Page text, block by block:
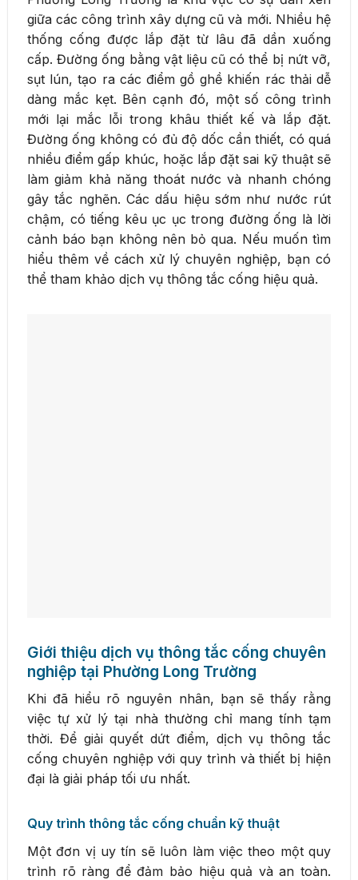
giữa các công trình xây dựng cũ và mới. Nhiều hệ
thống cống được lắp đặt từ lâu đã dần xuống
cấp. Đường ống bằng vật liệu cũ có thể bị nứt vỡ,
sụt lún, tạo ra các điểm gồ ghề khiến rác thải dễ
dàng mắc kẹt. Bên cạnh đó, một số công trình
mới lại mắc lỗi trong khâu thiết kế và lắp đặt.
Đường ống không có đủ độ dốc cần thiết, có quá
nhiều điểm gấp khúc, hoặc lắp đặt sai kỹ thuật sẽ
làm giảm khả năng thoát nước và nhanh chóng
gây tắc nghẽn. Các dấu hiệu sớm như nước rút
chậm, có tiếng kêu ục ục trong đường ống là lời
cảnh báo bạn không nên bỏ qua. Nếu muốn tìm
hiểu thêm về cách xử lý chuyên nghiệp, bạn có
thể tham khảo dịch vụ thông tắc cống hiệu quả.
Giới thiệu dịch vụ thông tắc cống chuyên
nghiệp tại Phường Long Trường
Khi đã hiểu rõ nguyên nhân, bạn sẽ thấy rằng
việc tự xử lý tại nhà thường chỉ mang tính tạm
thời. Để giải quyết dứt điểm, dịch vụ thông tắc
cống chuyên nghiệp với quy trình và thiết bị hiện
đại là giải pháp tối ưu nhất.
Quy trình thông tắc cống chuẩn kỹ thuật
Một đơn vị uy tín sẽ luôn làm việc theo một quy
trình rõ ràng để đảm bảo hiệu quả và an toàn.